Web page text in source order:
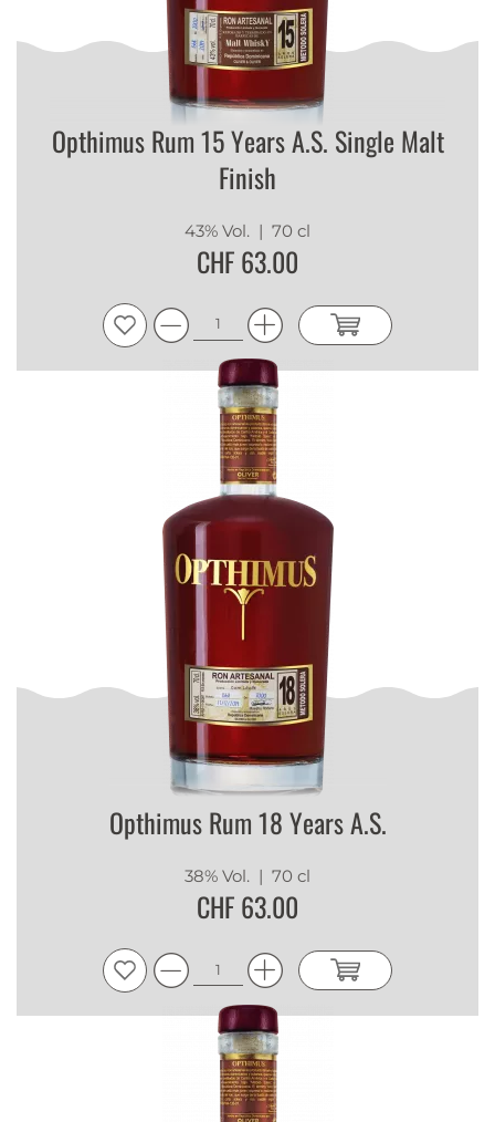
Opthimus Rum 15 Years A.S. Single Malt
Finish
43% Vol. | 70 cl
CHF 63.00
Opthimus Rum 18 Years A.S.
38% Vol. | 70 cl
CHF 63.00